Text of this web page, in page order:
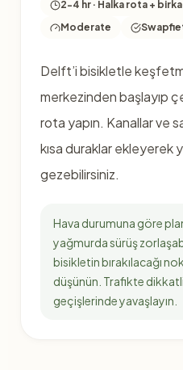
2-4 hr · Halka rota +
Moderate
Delft’i bisikletle
merkezinden başlayıp
rota yapın. Kanallar ve
kısa duraklar ekleyerek
gezebilirsiniz.
Hava durumuna göre
yağmurda sürüş
bisikletin bırakılacağı
düşünün. Trafikte
geçişlerinde yavaşlayın.